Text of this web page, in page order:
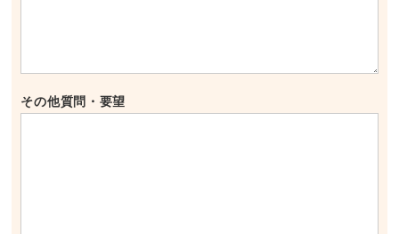
その他質問・要望